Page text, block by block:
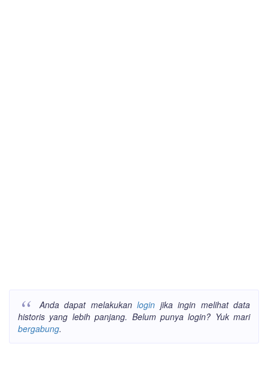
Anda dapat melakukanlogin jika ingin melihat data
historis yang lebih panjang. Belum punya login? Yuk mari
bergabung.